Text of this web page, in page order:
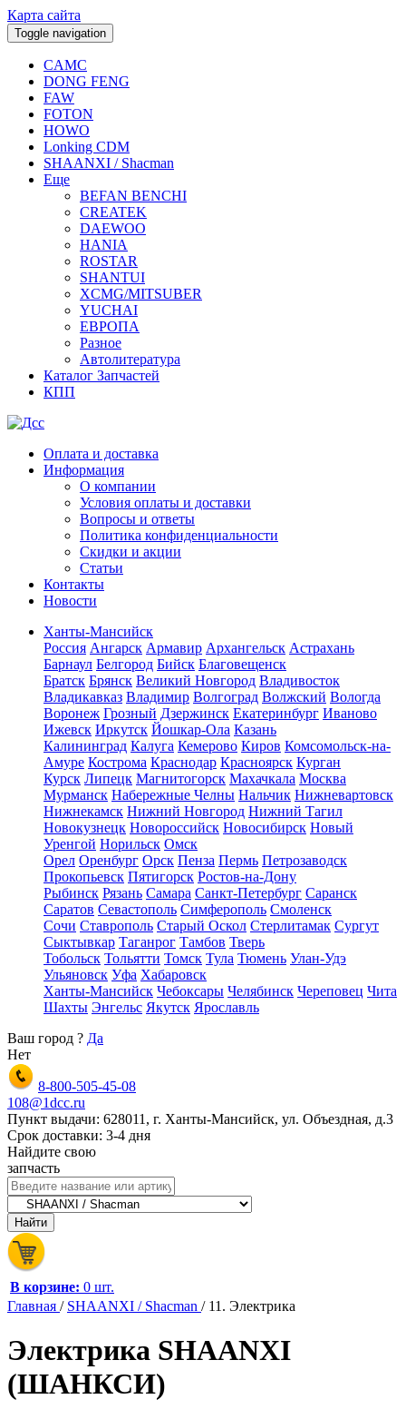
Карта сайта
Toggle navigation
CAMC
DONG FENG
FAW
FOTON
HOWO
Lonking CDM
SHAANXI / Shacman
Еще
BEFAN BENCHI
CREATEK
DAEWOO
HANIA
ROSTAR
SHANTUI
XCMG/MITSUBER
YUCHAI
ЕВРОПА
Разное
Aвтолитература
Каталог Запчастей
КПП
Оплата и доставка
Информация
О компании
Условия оплаты и доставки
Вопросы и ответы
Политика конфиденциальности
Скидки и акции
Статьи
Контакты
Новости
Ханты-Мансийск
Россия Ангарск Армавир Архангельск Астрахань
Барнаул Белгород Бийск Благовещенск
Братск Брянск Великий Новгород Владивосток
Владикавказ Владимир Волгоград Волжский Вологда
Воронеж Грозный Дзержинск Екатеринбург Иваново
Ижевск Иркутск Йошкар-Ола Казань
Калининград Калуга Кемерово Киров Комсомольск-на-
Амуре Кострома Краснодар Красноярск Курган
Курск Липецк Магнитогорск Махачкала Москва
Мурманск Набережные Челны Нальчик Нижневартовск
Нижнекамск Нижний Новгород Нижний Тагил
Новокузнецк Новороссийск Новосибирск Новый
Уренгой Норильск Омск
Орел Оренбург Орск Пенза Пермь Петрозаводск
Прокопьевск Пятигорск Ростов-на-Дону
Рыбинск Рязань Самара Санкт-Петербург Саранск
Саратов Севастополь Симферополь Смоленск
Сочи Ставрополь Старый Оскол Стерлитамак Сургут
Сыктывкар Таганрог Тамбов Тверь
Тобольск Тольятти Томск Тула Тюмень Улан-Удэ
Ульяновск Уфа Хабаровск
Ханты-Мансийск Чебоксары Челябинск Череповец Чита
Шахты Энгельс Якутск Ярославль
Ваш город ? Да
Нет
8-800-505-45-08
108@1dcc.ru
Пункт выдачи: 628011, г. Ханты-Мансийск, ул. Объездная, д.3
Срок доставки: 3-4 дня
Найдите свою
запчасть
В корзине: 0 шт.
Главная / SHAANXI / Shacman / 11. Электрика
Электрика SHAANXI
(ШАНКСИ)